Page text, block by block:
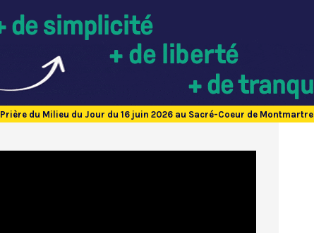
Prière du Milieu du Jour du 16 juin 2026 au Sacré-Coeur de Montmartre